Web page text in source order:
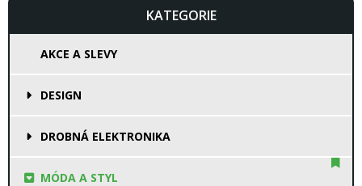
KATEGORIE
AKCE A SLEVY
DESIGN
DROBNÁ ELEKTRONIKA
MÓDA A STYL